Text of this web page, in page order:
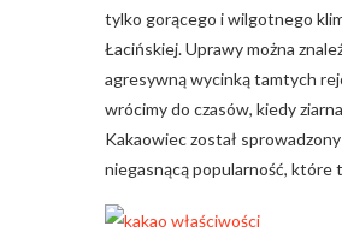
tylko gorącego i wilgotnego
Łacińskiej. Uprawy można
agresywną wycinką tamtych
wrócimy do czasów, kiedy
Kakaowiec został
niegasnącą popularność, które